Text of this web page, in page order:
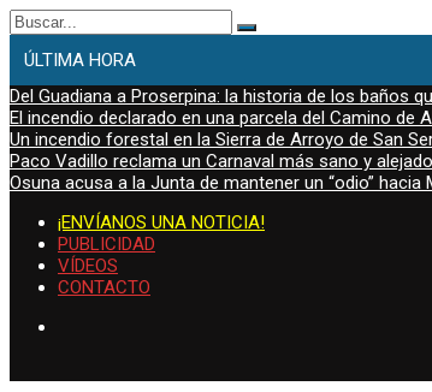
Buscar:
ÚLTIMA HORA
Del Guadiana a Proserpina: la historia de los baños
El incendio declarado en una parcela del Camino
Un incendio forestal en la Sierra de Arroyo de San
Paco Vadillo reclama un Carnaval más sano y
Osuna acusa a la Junta de mantener un “odio” hacia
¡ENVÍANOS UNA NOTICIA!
PUBLICIDAD
VÍDEOS
CONTACTO